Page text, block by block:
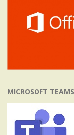
MICROSOFT TEAMS